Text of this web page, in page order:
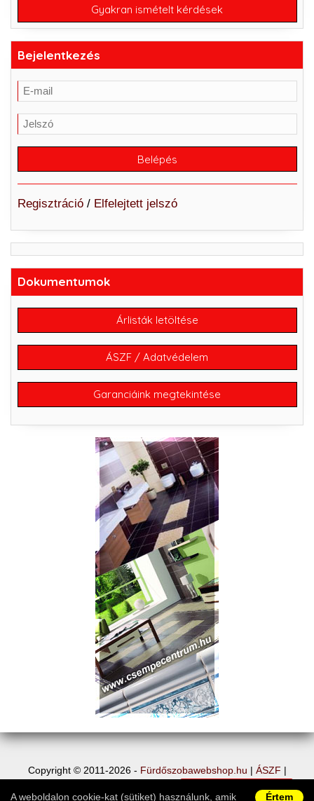
Értem
A weboldalon cookie-kat (sütiket) használunk, amik
Gyakran ismételt kérdések
Bejelentkezés
Regisztráció/ Elfelejtett jelszó
Dokumentumok
Árlisták letöltése
ÁSZF / Adatvédelem
Garanciáink megtekintése
Copyright © 2011-2026 - Fürdőszobawebshop.hu ÁSZF
Elállás a szerződéstől
|